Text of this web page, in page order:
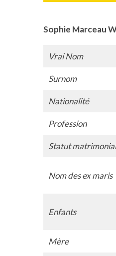
Sophie Marceau
Vrai Nom
Surnom
Nationalité
Profession
Statut matrimonial
Nom des ex maris
Enfants
Mère